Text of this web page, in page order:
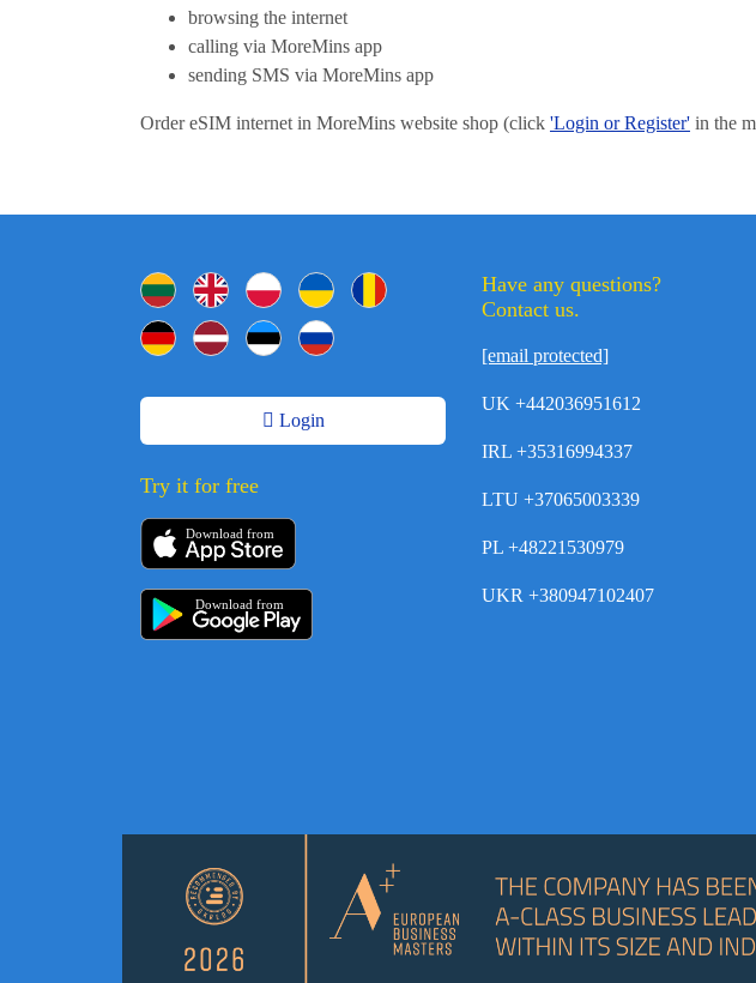
browsing the internet
calling via MoreMins app
sending SMS via MoreMins app
Order eSIM internet in MoreMins website shop (click 'Login or Register' in the
Login
Try it for free
Download from
Download from
Have any questions?
Contact us.
[email protected]
UK +442036951612
IRL +35316994337
LTU +37065003339
PL +48221530979
UKR +380947102407